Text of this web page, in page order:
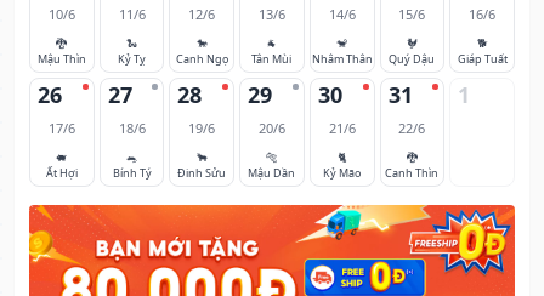
10/6
🐉
Mậu Thìn
11/6
🐍
Kỷ Tỵ
12/6
🐎
Canh Ngọ
13/6
🐐
Tân Mùi
14/6
🐒
Nhâm Thân
15/6
🐓
Quý Dậu
16/6
🐕
Giáp Tuất
26
17/6
🐖
Ất Hợi
27
18/6
🐀
Bính Tý
28
19/6
🐂
Đinh Sửu
29
20/6
🐅
Mậu Dần
30
21/6
🐈
Kỷ Mão
31
22/6
🐉
Canh Thìn
1